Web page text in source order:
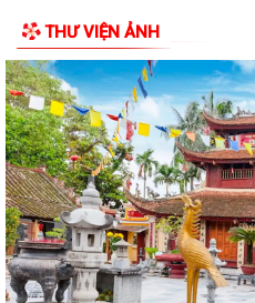
HỘI ĐỒNG NHÂN DÂN PHƯỜNG
XÚC CỬ TRI TRƯỚC KỲ HỌP
HỘI NGHỊ GIAO BAN GIỮA LÃNH
CÁC TỔ TRƯỞNG TỔ DÂN PHỐ
PHƯỜNG AN DƯƠNG CÔNG BỐ
BỘ MẶT TRẬN VÀ CÁC ĐOÀN THỂ
THƯ NGỎ VẬN ĐỘNG ỦNG HỘ
DƯƠNG NĂM 2026
THƯ VIỆN ẢNH